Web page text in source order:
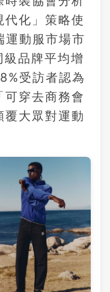
化」策略使
動服市場市
品牌平均增
受訪者認為
可穿去商務會
大眾對運動